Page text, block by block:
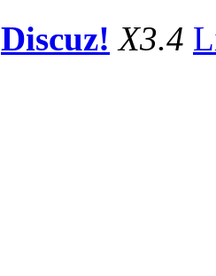
Discuz! X3.4